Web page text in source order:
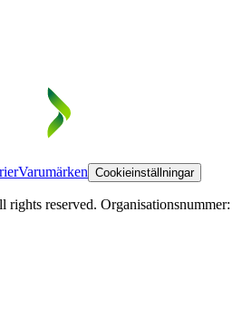
Varumärken Cookieinställningar
reserved. Organisationsnummer: